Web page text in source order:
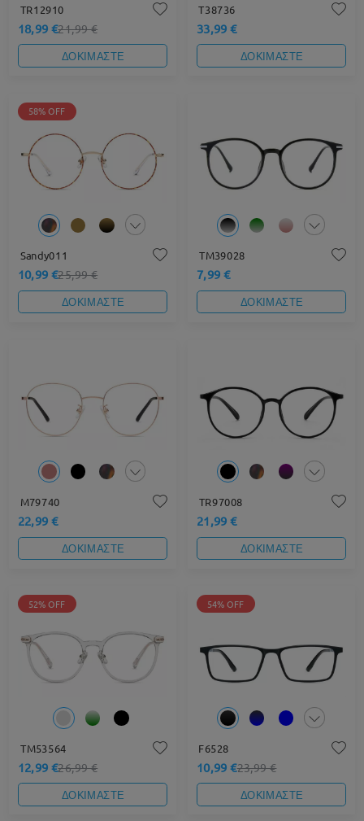
TR12910
18,99 €21,99 €
ΔΟΚΙΜΑΣΤΕ
T38736
33,99 €
ΔΟΚΙΜΑΣΤΕ
58% OFF
Sandy011
10,99 €25,99 €
ΔΟΚΙΜΑΣΤΕ
TM39028
7,99 €
ΔΟΚΙΜΑΣΤΕ
M79740
22,99 €
ΔΟΚΙΜΑΣΤΕ
TR97008
21,99 €
ΔΟΚΙΜΑΣΤΕ
52% OFF
TM53564
12,99 €26,99 €
ΔΟΚΙΜΑΣΤΕ
54% OFF
F6528
10,99 €23,99 €
ΔΟΚΙΜΑΣΤΕ